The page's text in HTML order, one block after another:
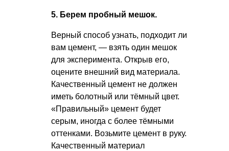
5. Берем пробный мешок.
Верный способ узнать, подходит ли
вам цемент, — взять один мешок
для эксперимента. Открыв его,
оцените внешний вид материала.
Качественный цемент не должен
иметь болотный или тёмный цвет.
«Правильный» цемент будет
серым, иногда с более тёмными
оттенками. Возьмите цемент в руку.
Качественный материал